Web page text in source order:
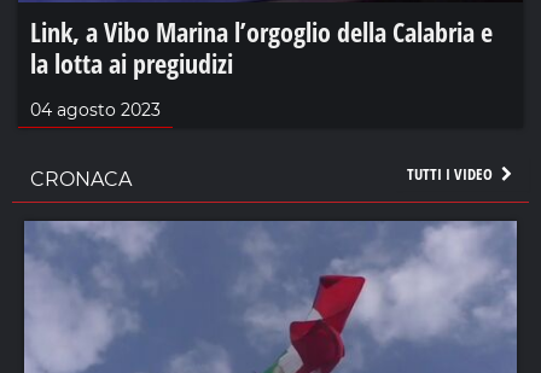
Link, a Vibo Marina l’orgoglio della Calabria e
la lotta ai pregiudizi
04 agosto 2023
TUTTI I VIDEO
CRONACA